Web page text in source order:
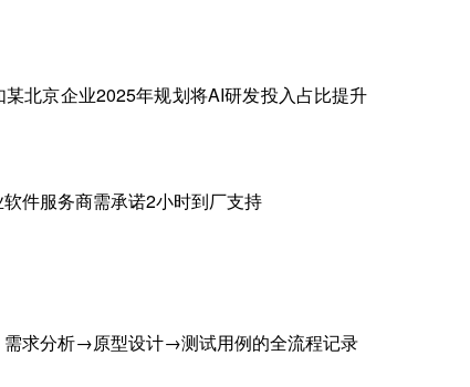
北京企业2025年规划将AI研发投入占比提升
件服务商需承诺2小时到厂支持
需求分析→原型设计→测试用例的全流程记录